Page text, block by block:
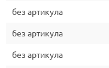
без артикула
без артикула
без артикула